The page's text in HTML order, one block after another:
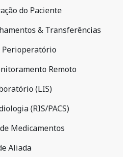
do Paciente
& Transferências
Remoto
(LIS)
(RIS/PACS)
Medicamentos
Aliada